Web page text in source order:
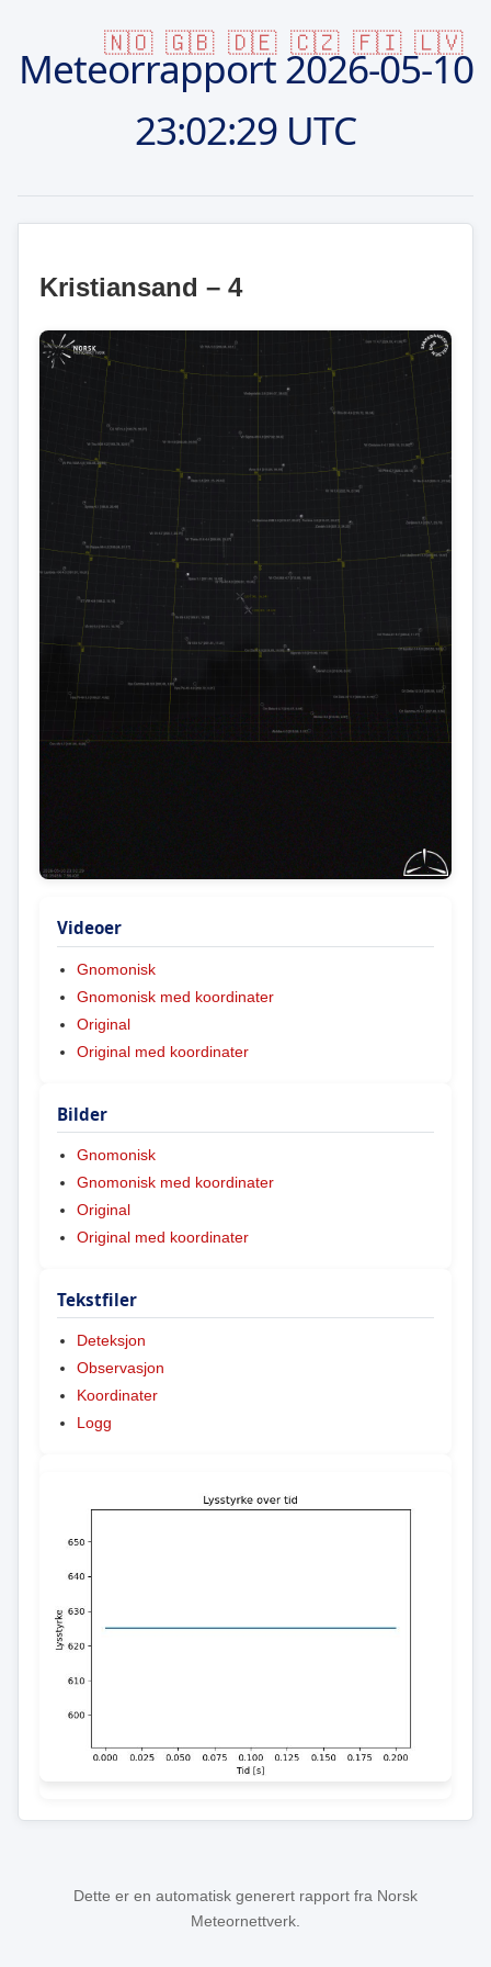
🇳🇴 🇬🇧 🇩🇪 🇨🇿 🇫🇮 🇱🇻
Meteorrapport2026-05-10
23:02:29 UTC
Kristiansand – 4
Videoer
Gnomonisk
Gnomonisk med koordinater
Original
Original med koordinater
Bilder
Gnomonisk
Gnomonisk med koordinater
Original
Original med koordinater
Tekstfiler
Deteksjon
Observasjon
Koordinater
Logg
Dette er en automatisk generert rapport fra Norsk
Meteornettverk.